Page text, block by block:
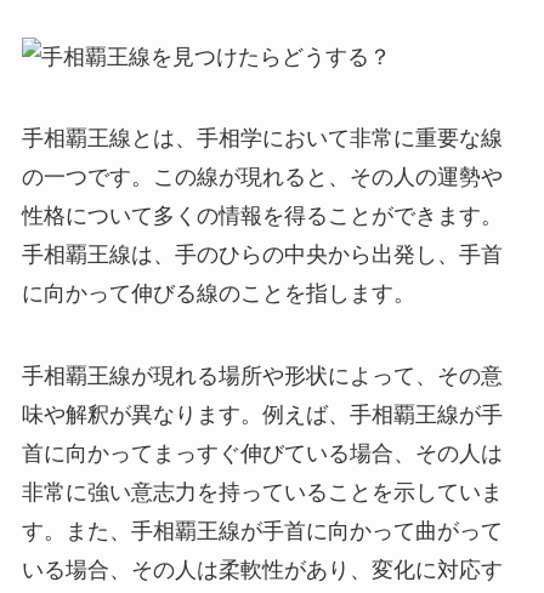
手相覇王線とは、手相学において非常に重要な線
の一つです。この線が現れると、その人の運勢や
性格について多くの情報を得ることができます。
手相覇王線は、手のひらの中央から出発し、手首
に向かって伸びる線のことを指します。
手相覇王線が現れる場所や形状によって、その意
味や解釈が異なります。例えば、手相覇王線が手
首に向かってまっすぐ伸びている場合、その人は
非常に強い意志力を持っていることを示していま
す。また、手相覇王線が手首に向かって曲がって
いる場合、その人は柔軟性があり、変化に対応す